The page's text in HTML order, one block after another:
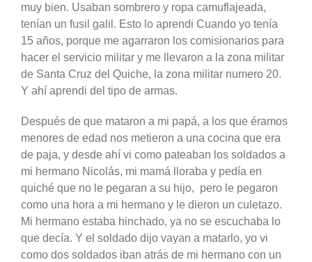
muy bien. Usaban sombrero y ropa camuflajeada,
tenían un fusil galil. Esto lo aprendi Cuando yo tenía
15 años, porque me agarraron los comisionarios para
hacer el servicio militar y me llevaron a la zona militar
de Santa Cruz del Quiche, la zona militar numero 20.
Y ahí aprendi del tipo de armas.
Después de que mataron a mi papá, a los que éramos
menores de edad nos metieron a una cocina que era
de paja, y desde ahí vi como pateaban los soldados a
mi hermano Nicolás, mi mamá lloraba y pedía en
quiché que no le pegaran a su hijo, pero le pegaron
como una hora a mi hermano y le dieron un culetazo.
Mi hermano estaba hinchado, ya no se escuchaba lo
que decía. Y el soldado dijo vayan a matarlo, yo vi
como dos soldados iban atrás de mi hermano con un